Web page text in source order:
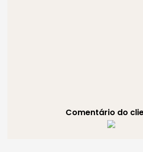
Comentário do